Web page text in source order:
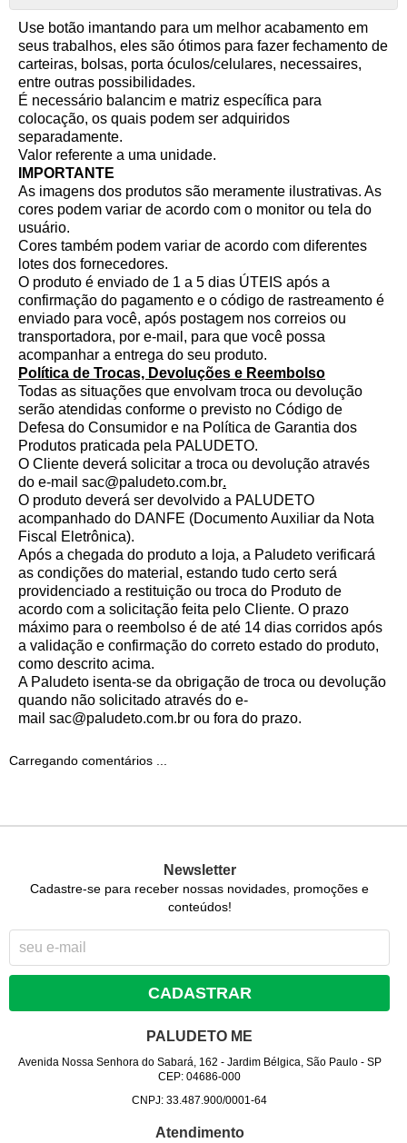
Use botão imantando para um melhor acabamento em
seus trabalhos, eles são ótimos para fazer fechamento de
carteiras, bolsas, porta óculos/celulares, necessaires,
entre outras possibilidades.
É necessário balancim e matriz específica para
colocação, os quais podem ser adquiridos
separadamente.
Valor referente a uma unidade.
IMPORTANTE
As imagens dos produtos são meramente ilustrativas. As
cores podem variar de acordo com o monitor ou tela do
usuário.
Cores também podem variar de acordo com diferentes
lotes dos fornecedores.
O produto é enviado de 1 a 5 dias ÚTEIS após a
confirmação do pagamento e o código de rastreamento é
enviado para você, após postagem nos correios ou
transportadora, por e-mail, para que você possa
acompanhar a entrega do seu produto.
Política de Trocas, Devoluções e Reembolso
Todas as situações que envolvam troca ou devolução
serão atendidas conforme o previsto no Código de
Defesa do Consumidor e na Política de Garantia dos
Produtos praticada pela PALUDETO.
O Cliente deverá solicitar a troca ou devolução através
do e-mail sac@paludeto.com.br.
O produto deverá ser devolvido a PALUDETO
acompanhado do DANFE (Documento Auxiliar da Nota
Fiscal Eletrônica).
Após a chegada do produto a loja, a Paludeto verificará
as condições do material, estando tudo certo será
providenciado a restituição ou troca do Produto de
acordo com a solicitação feita pelo Cliente. O prazo
máximo para o reembolso é de até 14 dias corridos após
a validação e confirmação do correto estado do produto,
como descrito acima.
A Paludeto isenta-se da obrigação de troca ou devolução
quando não solicitado através do e-
mail sac@paludeto.com.br ou fora do prazo.
Carregando comentários ...
Newsletter
Cadastre-se para receber nossas novidades, promoções e
conteúdos!
CADASTRAR
PALUDETO ME
Avenida Nossa Senhora do Sabará, 162 - Jardim Bélgica, São Paulo- SP
CEP: 04686-000
CNPJ: 33.487.900/0001-64
Atendimento